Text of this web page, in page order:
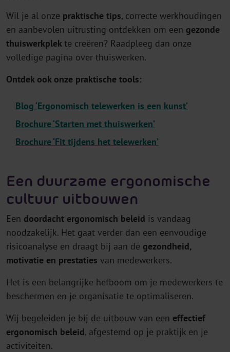
Wil je al onze praktische tips, correcte werkhoudingen
en aanbevolen uitrusting ontdekken om een gezonde
thuiswerkplekte creëren? Raadpleeg dan onze
volledige pagina over thuiswerken.
Ontdek ook onze praktische tools:
Blog ‘Ergonomisch telewerken is een kunst’
Brochure ‘Starten met thuiswerken’
Brochure ‘Fit tijdens het telewerken’
Een duurzame ergonomische
cultuur uitbouwen
Een doordacht ergonomisch beleid is vandaag
noodzakelijk. Het gaat verder dan een eenvoudige
risicoanalyse en draagt bij aan de gezondheid,
motivatie en prestaties van medewerkers.
Het is een belangrijke hefboom om je medewerkers te
beschermen en je organisatie te optimaliseren.
Wij begeleiden je bij de uitbouw van een effectief
ergonomisch beleid, afgestemd op je praktijk en je
activiteiten.